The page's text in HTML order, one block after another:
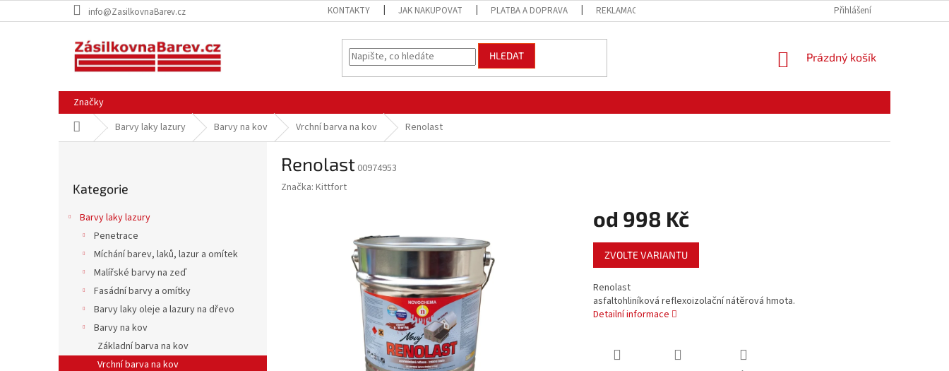
na
info@ZasilkovnaBarev.cz KONTAKTY JAK NAKUPOVAT PLATBA A DOPRAVA REKLAMACE ZBOŽÍ PODMÍNKY OCHRANY
Přihlášení
HLEDAT
NÁKUPNÍ
Prázdný košík
Značky
Domů Barvy laky lazury Barvy na kov Vrchní barva na kov Renolast
l
kategorie
Kategorie
Barvy laky lazury
Penetrace
Míchání barev, laků, lazur a omítek
Malířské barvy na zeď
Fasádní barvy a omítky
Barvy laky oleje a lazury na dřevo
Barvy na kov
Základní barva na kov
Vrchní barva na kov
Renolast 00974953
Značka: Kittfort
od 998 Kč
Měrná
cena:
ZVOLTE VARIANTU
Renolast
asfaltohliníková reflexoizolační nátěrová hmota.
Detailní informace